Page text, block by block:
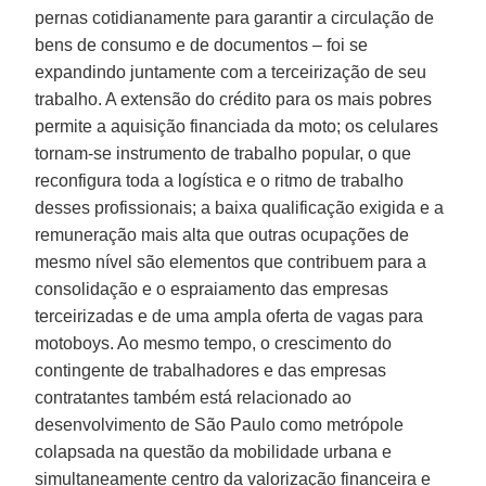
pernas cotidianamente para garantir a circulação de
bens de consumo e de documentos – foi se
expandindo juntamente com a terceirização de seu
trabalho. A extensão do crédito para os mais pobres
permite a aquisição financiada da moto; os celulares
tornam-se instrumento de trabalho popular, o que
reconfigura toda a logística e o ritmo de trabalho
desses profissionais; a baixa qualificação exigida e a
remuneração mais alta que outras ocupações de
mesmo nível são elementos que contribuem para a
consolidação e o espraiamento das empresas
terceirizadas e de uma ampla oferta de vagas para
motoboys. Ao mesmo tempo, o crescimento do
contingente de trabalhadores e das empresas
contratantes também está relacionado ao
desenvolvimento de São Paulo como metrópole
colapsada na questão da mobilidade urbana e
simultaneamente centro da valorização financeira e